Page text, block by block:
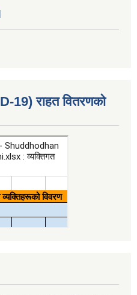
19) राहत वितरणको